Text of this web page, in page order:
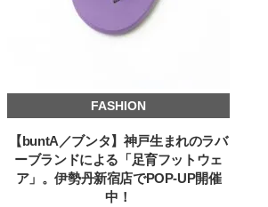
FASHION
【buntA／ブンタ】神戸生まれのラバ
ーブランドによる「足育フットウェ
ア」。伊勢丹新宿店でPOP-UP開催
中！
曾祖父のバレエスクールからアメ
リカへ……オールラウンダーを目
指すダンサーは踊ることが好きす
【新世代J-POPグループ
aoen（アオエン）】自身がアーテ
先輩とは―― 新曲「青春インクレ
ディブル」リリース記念インタビ
ュー
LIFE STYLE
バレエを踊るために生まれてきた
韓国のスターが幸せを感じる瞬間